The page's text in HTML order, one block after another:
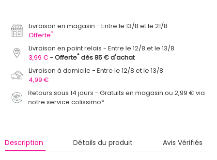
Livraison en magasin
Entre le 13/8 et le 21/8
Offerte*
Livraison en point relais
Entre le 12/8 et le 13/8
3,99 €
Offerte* dès 85 € d'achat
Livraison à domicile
Entre le 12/8 et le 13/8
4,99 €
Retours sous 14 jours - Gratuits en magasin ou 2,99 € via
notre service colissimo*
Description Détails du produit Avis Vérifiés